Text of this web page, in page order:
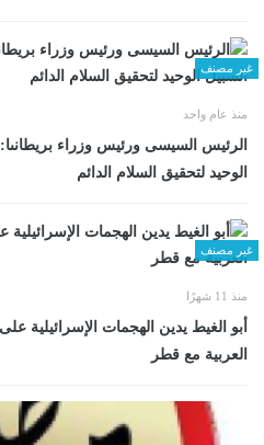
غير مصنف
منذ عام واحد
الرئيس السيسى ورئيس وزراء بريطانىا:
الوحيد لتحقيق السلام الدائم
غير مصنف
منذ 11 شهرًا
أبو الغيط يدين الهجمات الإسرائيلية
العربية مع قطر